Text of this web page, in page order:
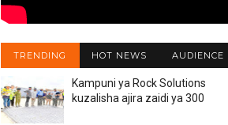
TRENDING HOT NEWS AUDIENCE
Kampuni ya Rock Solutions
kuzalisha ajira zaidi ya 300